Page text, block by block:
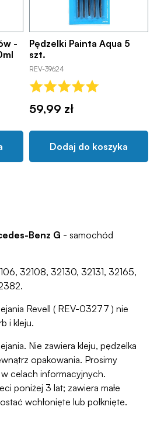
-
Pędzelki Painta Aqua 5
szt.
REV-39624
59,99 zł
Dodaj do koszyka
Benz G - samochód
32108, 32130, 32131, 32165,
Revell ( REV-03277 ) nie
i kleju.
Nie zawiera kleju, pędzelka
opakowania. Prosimy
celach informacyjnych.
poniżej 3 lat; zawiera małe
wchłonięte lub połknięte.